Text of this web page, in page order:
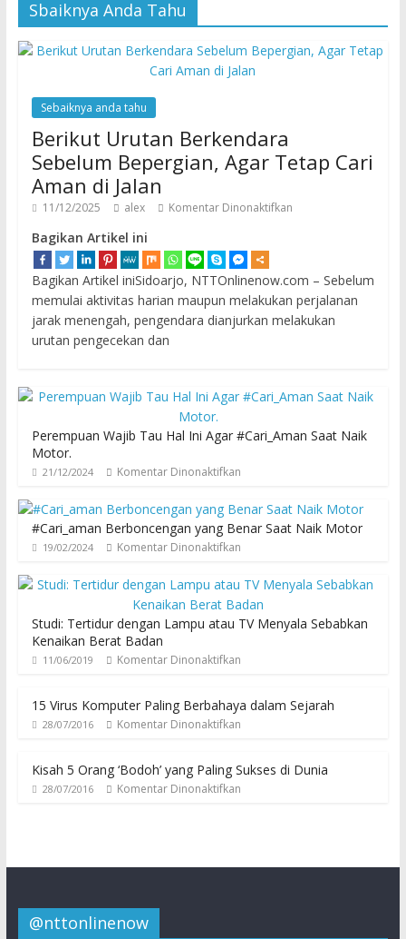
Sbaiknya Anda Tahu
Sebaiknya anda tahu
Berikut Urutan Berkendara
Sebelum Bepergian, Agar Tetap Cari
Aman di Jalan
11/12/2025 alex Komentar Dinonaktifkan
Bagikan Artikel ini
Bagikan Artikel iniSidoarjo, NTTOnlinenow.com – Sebelum
memulai aktivitas harian maupun melakukan perjalanan
jarak menengah, pengendara dianjurkan melakukan
urutan pengecekan dan
Perempuan Wajib Tau Hal Ini Agar #Cari_Aman Saat Naik
Motor.
21/12/2024 Komentar Dinonaktifkan
#Cari_aman Berboncengan yang Benar Saat Naik Motor
19/02/2024 Komentar Dinonaktifkan
Studi: Tertidur dengan Lampu atau TV Menyala Sebabkan
Kenaikan Berat Badan
11/06/2019 Komentar Dinonaktifkan
15 Virus Komputer Paling Berbahaya dalam Sejarah
28/07/2016 Komentar Dinonaktifkan
Kisah 5 Orang ‘Bodoh’ yang Paling Sukses di Dunia
28/07/2016 Komentar Dinonaktifkan
@nttonlinenow